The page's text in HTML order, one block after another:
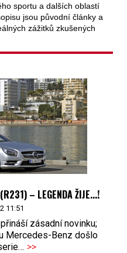
sportu a dalších oblastí
jsou původní články a
zážitků zkušených
– LEGENDA ŽIJE...!
11:51
zásadní novinku;
Mercedes-Benz došlo
>>